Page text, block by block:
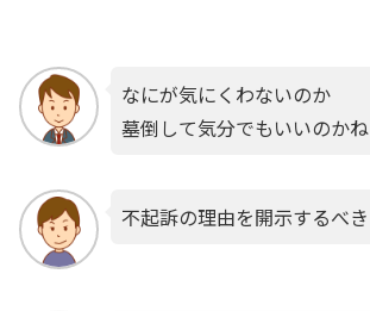
なにが気にくわないのか
墓倒して気分でもいいのかね
不起訴の理由を開示するべき